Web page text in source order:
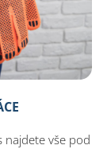
najdete vše pod